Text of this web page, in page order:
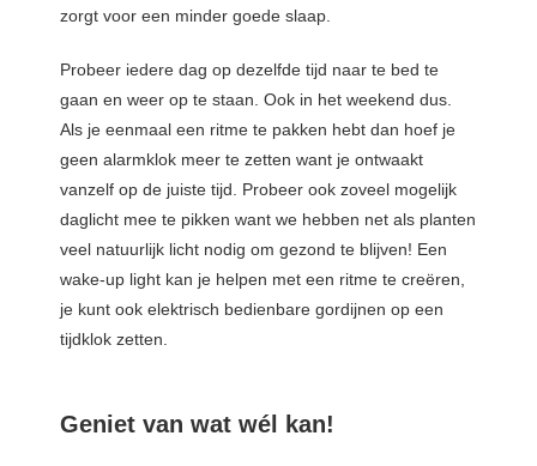
zorgt voor een minder goede slaap.
Probeer iedere dag op dezelfde tijd naar te bed te
gaan en weer op te staan. Ook in het weekend dus.
Als je eenmaal een ritme te pakken hebt dan hoef je
geen alarmklok meer te zetten want je ontwaakt
vanzelf op de juiste tijd. Probeer ook zoveel mogelijk
daglicht mee te pikken want we hebben net als planten
veel natuurlijk licht nodig om gezond te blijven! Een
wake-up light kan je helpen met een ritme te creëren,
je kunt ook elektrisch bedienbare gordijnen op een
tijdklok zetten.
Geniet van wat wél kan!